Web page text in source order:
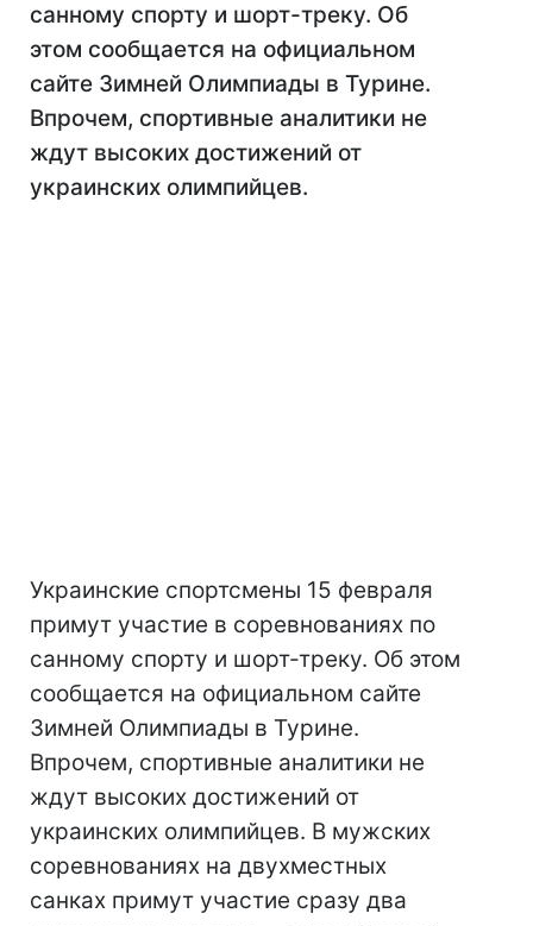
санному спорту и шорт-треку. Об
этом сообщается на официальном
сайте Зимней Олимпиады в Турине.
Впрочем, спортивные аналитики не
ждут высоких достижений от
украинских олимпийцев.
Украинские спортсмены 15 февраля
примут участие в соревнованиях по
санному спорту и шорт-треку. Об этом
сообщается на официальном сайте
Зимней Олимпиады в Турине.
Впрочем, спортивные аналитики не
ждут высоких достижений от
украинских олимпийцев. В мужских
соревнованиях на двухместных
санках примут участие сразу два